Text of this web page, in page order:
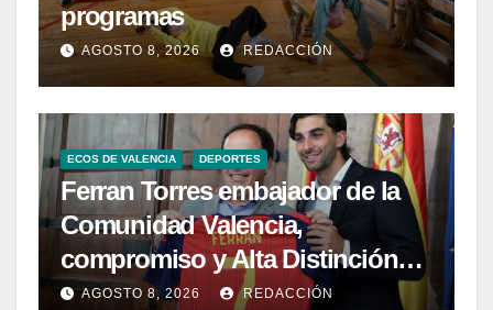
programas
AGOSTO 8, 2026 REDACCIÓN
ECOS DE VALENCIA DEPORTES
Ferran Torres embajador de la
Comunidad Valencia,
compromiso y Alta Distinción
del 9 d’Octubre
AGOSTO 8, 2026 REDACCIÓN